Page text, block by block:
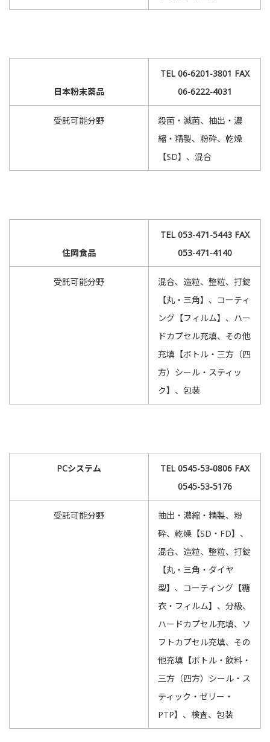
日本粉末薬品
TEL 06-6201-3801 FAX
06-6222-4031
受託可能分野
殺菌・滅菌、抽出・濃
縮・精製、粉砕、乾燥
【SD】、混合
住岡食品
TEL 053-471-5443 FAX
053-471-4140
受託可能分野
混合、造粒、整粒、打錠
【丸・三角】、コーティ
ング【フィルム】、ハー
ドカプセル充填、その他
充填【ボトル・三方（四
方）シール・スティッ
ク】、包装
PCシステム
TEL 0545-53-0806 FAX
0545-53-5176
受託可能分野
抽出・濃縮・精製、粉
砕、乾燥【SD・FD】、
混合、造粒、整粒、打錠
【丸・三角・ダイヤ
型】、コーティング【糖
衣・フィルム】、分級、
ハードカプセル充填、ソ
フトカプセル充填、その
他充填【ボトル・飲料・
三方（四方）シール・ス
ティック・ゼリー・
PTP】、検査、包装